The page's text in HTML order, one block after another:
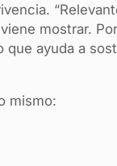
mostrar.
que ayuda a
mismo: